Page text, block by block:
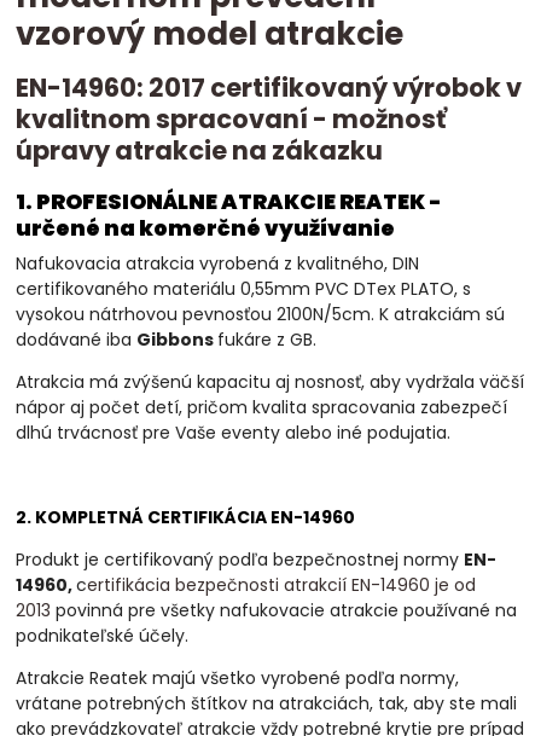
vzorový model atrakcie
EN-14960: 2017 certifikovaný výrobok v
kvalitnom spracovaní - možnosť
úpravy atrakcie na zákazku
1. PROFESIONÁLNE ATRAKCIE REATEK -
určené na komerčné využívanie
Nafukovacia atrakcia vyrobená z kvalitného, DIN
certifikovaného materiálu 0,55mm PVC DTex PLATO, s
vysokou nátrhovou pevnosťou 2100N/5cm. K atrakciám sú
dodávané iba Gibbons fukáre z GB.
Atrakcia má zvýšenú kapacitu aj nosnosť, aby vydržala väčší
nápor aj počet detí, pričom kvalita spracovania zabezpečí
dlhú trvácnosť pre Vaše eventy alebo iné podujatia.
2. KOMPLETNÁ CERTIFIKÁCIA EN-14960
Produkt je certifikovaný podľa bezpečnostnej normy EN-
14960,certifikácia bezpečnosti atrakcií EN-14960 je od
2013povinnápre všetky nafukovacie atrakcie používané na
podnikateľské účely.
Atrakcie Reatek majú všetko vyrobené podľa normy,
vrátane potrebných štítkov na atrakciách, tak, aby ste mali
ako prevádzkovateľ atrakcie vždy potrebné krytie pre prípad